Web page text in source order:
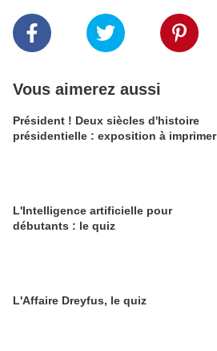
Vous aimerez aussi
Président ! Deux siècles d'histoire
présidentielle : exposition à imprimer
L'Intelligence artificielle pour
débutants : le quiz
L'Affaire Dreyfus, le quiz